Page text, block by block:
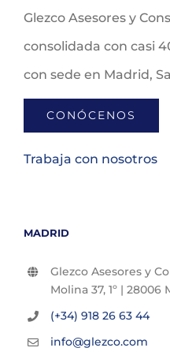
Glezco Asesores y
consolidada con casi
con sede en Madrid,
CONÓCENOS
Trabaja con nosotros
MADRID
Glezco Asesores y
Molina 37, 1º | 28006
(+34) 918 26 63 44
info@glezco.com